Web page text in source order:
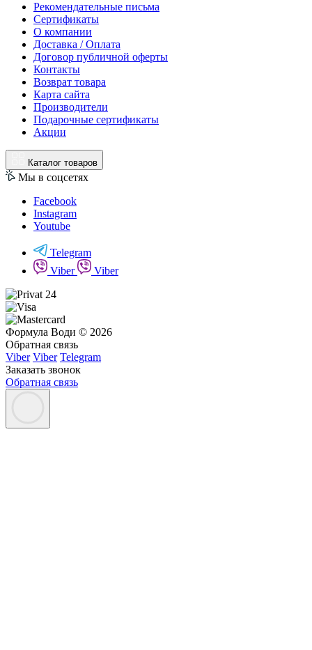
Рекомендательные письма
Сертификаты
О компании
Доставка / Оплата
Договор публичной оферты
Контакты
Возврат товара
Карта сайта
Производители
Подарочные сертификаты
Акции
Каталог товаров
Мы в соцсетях
Facebook
Instagram
Youtube
Telegram
Viber
Viber
Формула Води © 2026
Обратная связь
Viber Viber Telegram
Заказать звонок
Обратная связь